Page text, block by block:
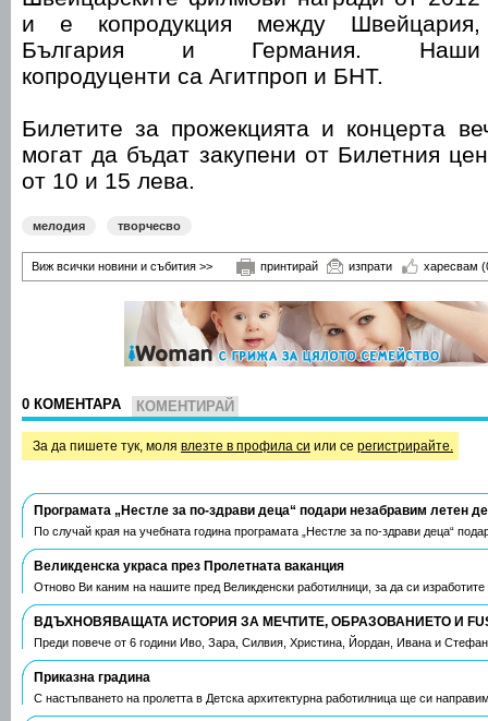
и е копродукция между Швейцария,
България и Германия. Наши
копродуценти са Агитпроп и БНТ.
Билетите за прожекцията и концерта
могат да бъдат закупени от Билетния
от 10 и 15 лева.
мелодия творчесво
Виж всички новини и събития >> принтирай изпрати харесвам
0 КОМЕНТАРА КОМЕНТИРАЙ
За да пишете тук, моля влезте в профила си или се регистрирайте.
Програмата „Нестле за по-здрави деца“ подари незабравим летен
По случай края на учебната година програмата „Нестле за по-здрави деца“
Великденска украса през Пролетната ваканция
Отново Ви каним на нашите пред Великденски работилници, за да си
ВДЪХНОВЯВАЩАТА ИСТОРИЯ ЗА МЕЧТИТЕ, ОБРАЗОВАНИЕТО И
Преди повече от 6 години Иво, Зара, Силвия, Христина, Йордан, Ивана и
Приказна градина
С настъпването на пролетта в Детска архитектурна работилница ще си